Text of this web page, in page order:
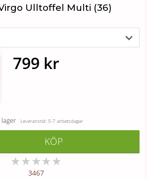
Ulltoffel Multi (36)
799 kr
lager Leveranstid: 5-7 arbetsdagar
KÖP
★★★★★
3467